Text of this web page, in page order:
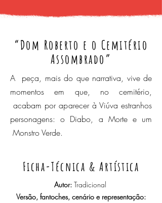
“Dom Roberto e o Cemitério
Assombrado”
A peça, mais do que narrativa, vive de
momentos em que, no cemitério,
acabam por aparecer à Viúva estranhos
personagens: o Diabo, a Morte e um
Monstro Verde.
Ficha-Técnica & Artística
Autor:Tradicional
Versão, fantoches, cenário e representação: